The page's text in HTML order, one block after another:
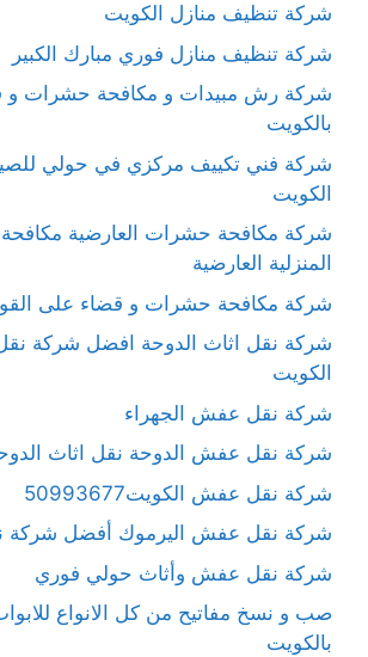
شركة تنظيف منازل الكويت
شركة تنظيف منازل فوري مبارك الكبير
شركة رش مبيدات و مكافحة حشرات و
بالكويت
شركة فني تكييف مركزي في حولي
الكويت
شركة مكافحة حشرات العارضية
المنزلية العارضية
شركة مكافحة حشرات و قضاء على
شركة نقل اثاث الدوحة افضل شركة
الكويت
شركة نقل عفش الجهراء
شركة نقل عفش الدوحة نقل اثاث
شركة نقل عفش الكويت50993677
شركة نقل عفش اليرموك أفضل
شركة نقل عفش وأثاث حولي فوري
صب و نسخ مفاتيح من كل الانواع
بالكويت